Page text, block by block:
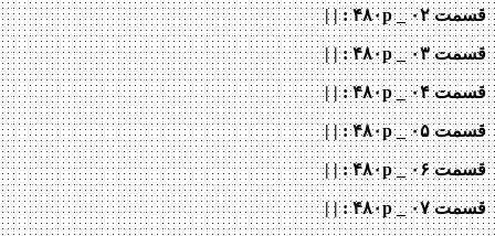
قسمت ۰۲ _ ۴۸۰p : | |
قسمت ۰۳ _ ۴۸۰p : | |
قسمت ۰۴ _ ۴۸۰p : | |
قسمت ۰۵ _ ۴۸۰p : | |
قسمت ۰۶ _ ۴۸۰p : | |
قسمت ۰۷ _ ۴۸۰p : | |